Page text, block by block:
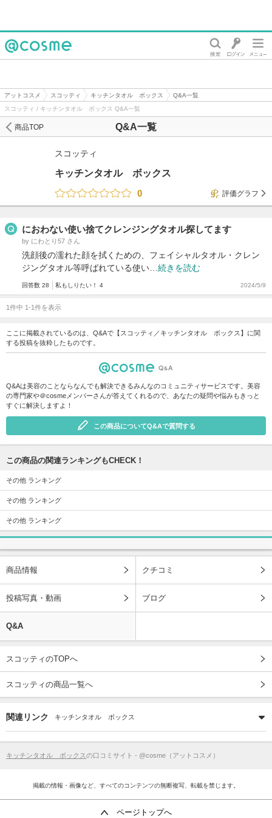
アットコスメ スコッティ キッチンタオル ボックス
Q&A一覧
スコッティ / キッチンタオル ボックス Q&A一覧
Q&A一覧
商品TOP
スコッティ
キッチンタオル ボックス
0
評価グラフ
におわない使い捨てクレンジングタオル探してます
by にわとり57 さん
洗顔後の濡れた顔を拭くための、フェイシャルタオル・クレン
ジングタオル等呼ばれている使い… 続きを読む
回答数 28 私もしりたい！ 4 2024/5/9
1件中 1-1件を表示
ここに掲載されているのは、Q&Aで【スコッティ／キッチンタオル ボックス】に関
する投稿を抜粋したものです。
Q&Aは美容のことならなんでも解決できるみんなのコミュニティサービスです。美容
の専門家や＠cosmeメンバーさんが答えてくれるので、あなたの疑問や悩みもきっと
すぐに解決しますよ！
この商品についてQ&Aで質問する
この商品の関連ランキングもCHECK！
その他 ランキング
その他 ランキング
その他 ランキング
商品情報 クチコミ
投稿写真・動画 ブログ
Q&A
スコッティのTOPへ
スコッティの商品一覧へ
関連リンク キッチンタオル ボックス
キッチンタオル ボックスの口コミサイト - @cosme（アットコスメ）
掲載の情報・画像など、すべてのコンテンツの無断複写、転載を禁じます。
ページトップへ